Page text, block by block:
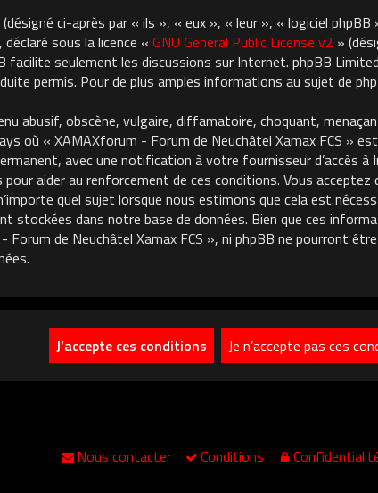
ci-après par « ils », « eux », « leur », « logiciel
sous la licence « GNU General Public License v2 »
facilite seulement les discussions sur Internet. phpBB
permis. Pour de plus amples informations au sujet de
abusif, obscène, vulgaire, diffamatoire, choquant,
où « XAMAXforum - Forum de Neuchâtel Xamax FCS »
avec une notification à votre fournisseur d’accès à
aider au renforcement de ces conditions. Vous acceptez
quel sujet lorsque nous estimons que cela est
stockées dans notre base de données. Bien que ces
de Neuchâtel Xamax FCS », ni phpBB ne pourront
Conditions
Nous contacter